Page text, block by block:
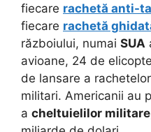
fiecare rachetă anti-
fiecare rachetă
războiului, numai SUA
avioane, 24 de
de lansare a
militari. Americanii au
a cheltuielilor militare